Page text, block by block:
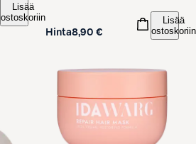
Lisää
ostoskoriin
Hinta8,90 €
Lisää
ostoskoriin